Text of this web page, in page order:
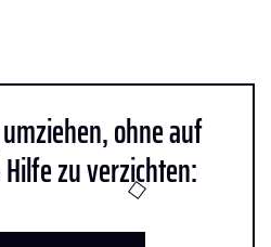
ohne auf
zu verzichten: